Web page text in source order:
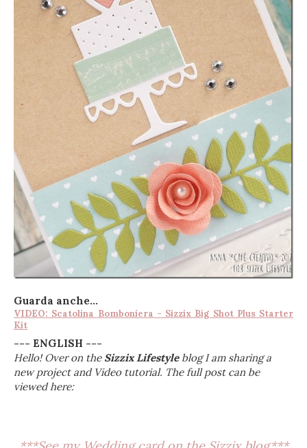
Guarda anche...
VIDEO: Scatolina Bomboniera - Sizzix Big Shot Plus Starter
Kit
--- ENGLISH ---
Hello! Over on the Sizzix Lifestyleblog I am sharing a
new project and Video tutorial. The full post can be
viewed here: